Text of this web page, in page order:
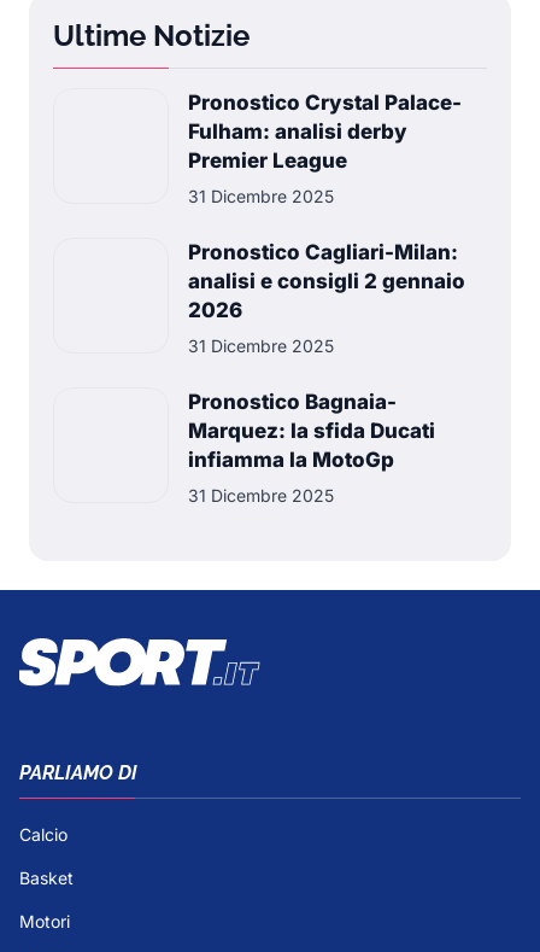
Ultime Notizie
Pronostico Crystal Palace-
Fulham: analisi derby
Premier League
31 Dicembre 2025
Pronostico Cagliari-Milan:
analisi e consigli 2 gennaio
2026
31 Dicembre 2025
Pronostico Bagnaia-
Marquez: la sfida Ducati
infiamma la MotoGp
31 Dicembre 2025
PARLIAMO DI
Calcio
Basket
Motori